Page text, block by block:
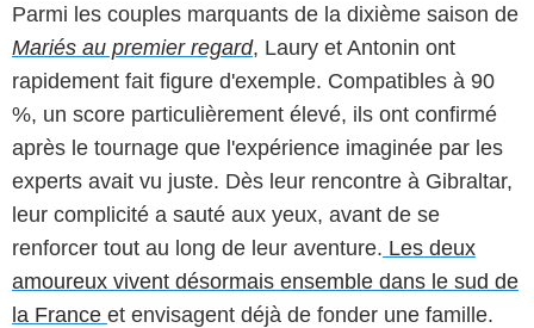
Parmi les couples marquants de la dixième saison de
Mariés au premier regard, Laury et Antonin ont
rapidement fait figure d'exemple. Compatibles à 90
%, un score particulièrement élevé, ils ont confirmé
après le tournage que l'expérience imaginée par les
experts avait vu juste. Dès leur rencontre à Gibraltar,
leur complicité a sauté aux yeux, avant de se
renforcer tout au long de leur aventure. Les deux
amoureux vivent désormais ensemble dans le sud de
la France et envisagent déjà de fonder une famille.